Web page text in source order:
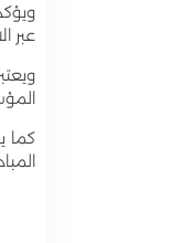
عبر
كما